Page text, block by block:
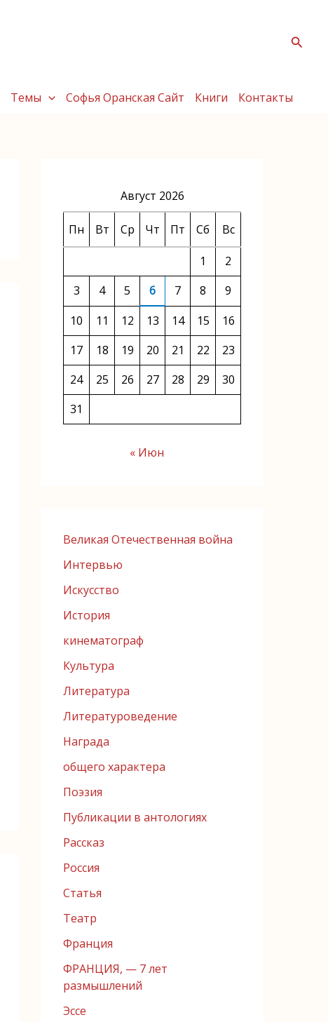
Поиск
Темы Софья Оранская Сайт Книги Контакты
Август 2026
Пн Вт Ср Чт Пт Сб Вс
1
2
3
4 5 6 7 8
9
10
11 12 13 14 15
16
17
18 19 20 21 22
23
24
25 26 27 28 29
30
31
« Июн
Великая Отечественная война
Интервью
Искусство
История
кинематограф
Культура
Литература
Литературоведение
Награда
общего характера
Поэзия
Публикации в антологиях
Рассказ
Россия
Статья
Театр
Франция
ФРАНЦИЯ, — 7 лет
размышлений
Эссе